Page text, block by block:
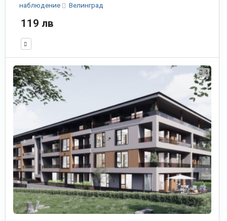
наблюдение
Велинград
119 лв
4